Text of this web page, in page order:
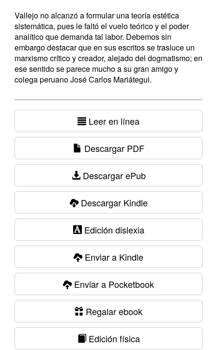
Vallejo no alcanzó a formular una teoría estética
sistemática, pues le faltó el vuelo teórico y el poder
analítico que demanda tal labor. Debemos sin
embargo destacar que en sus escritos se trasluce un
marxismo crítico y creador, alejado del dogmatismo; en
ese sentido se parece mucho a su gran amigo y
colega peruano José Carlos Mariátegui.
Leer en línea
Descargar PDF
Descargar ePub
Descargar Kindle
Edición dislexia
Enviar a Kindle
Enviar a Pocketbook
Regalar ebook
Edición física